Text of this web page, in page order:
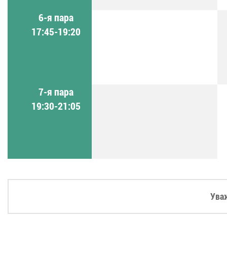
6-я пара
17:45-19:20
7-я пара
19:30-21:05